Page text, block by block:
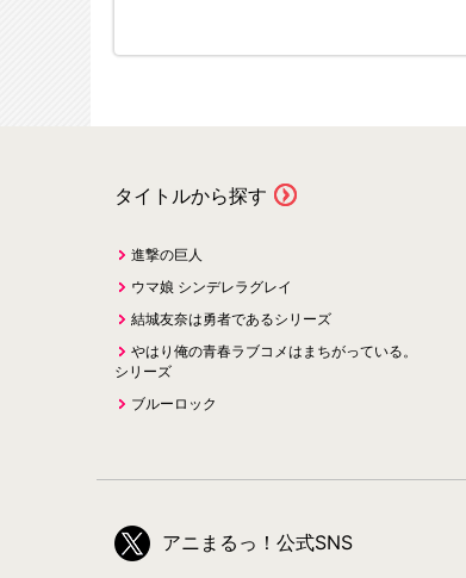
タイトルから探す
進撃の巨人
ウマ娘 シンデレラグレイ
結城友奈は勇者であるシリーズ
やはり俺の青春ラブコメはまちがっている。
シリーズ
ブルーロック
アニまるっ！公式SNS